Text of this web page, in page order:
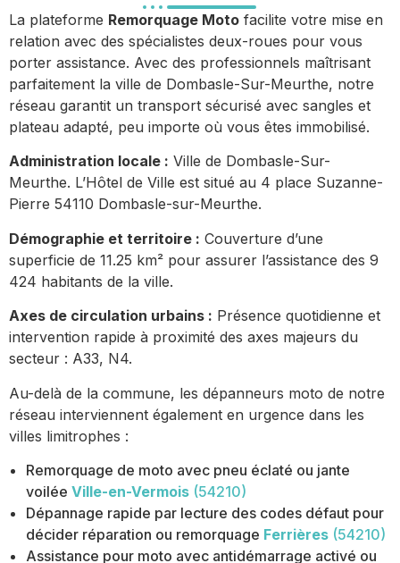
La plateforme Remorquage Moto facilite votre mise en
relation avec des spécialistes deux-roues pour vous
porter assistance. Avec des professionnels maîtrisant
parfaitement la ville de Dombasle-Sur-Meurthe, notre
réseau garantit un transport sécurisé avec sangles et
plateau adapté, peu importe où vous êtes immobilisé.
Administration locale : Ville de Dombasle-Sur-
Meurthe. L’Hôtel de Ville est situé au 4 place Suzanne-
Pierre 54110 Dombasle-sur-Meurthe.
Démographie et territoire : Couverture d’une
superficie de 11.25 km² pour assurer l’assistance des 9
424 habitants de la ville.
Axes de circulation urbains : Présence quotidienne et
intervention rapide à proximité des axes majeurs du
secteur : A33, N4.
Au-delà de la commune, les dépanneurs moto de notre
réseau interviennent également en urgence dans les
villes limitrophes :
Remorquage de moto avec pneu éclaté ou jante
voilée Ville-en-Vermois (54210)
Dépannage rapide par lecture des codes défaut pour
décider réparation ou remorquage Ferrières (54210)
Assistance pour moto avec antidémarrage activé ou